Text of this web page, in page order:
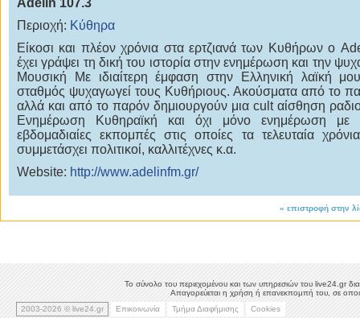
Adelin 107.3
Περιοχή: Κύθηρα
Είκοσι και πλέον χρόνια στα ερτζιανά των Κυθήρων ο
έχει γράψει τη δική του ιστορία στην ενημέρωση και την
Μουσική Με ιδιαίτερη έμφαση στην Ελληνική λαϊκή
σταθμός ψυχαγωγεί τους Κυθήριους. Ακούσματα από το
αλλά και από το παρόν δημιουργούν μια cult αίσθηση
Ενημέρωση Κυθηραϊκή και όχι μόνο ενημέρωση με
εβδομαδιαίες εκπομπές στις οποίες τα τελευταία
συμμετάσχει πολιτικοί, καλλιτέχνες κ.α.
Website: http://www.adelinfm.gr/
« επιστροφή στην
Το σύνολο του περιεχομένου και των υπηρεσιών του live24.gr
Απαγορεύεται η χρήση ή επανεκπομπή του, σε
2003-2026 © live24.gr
Επικοινωνία Τμήμα Διαφήμισης Cookies